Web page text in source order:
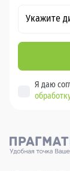
Укажите
Я даю